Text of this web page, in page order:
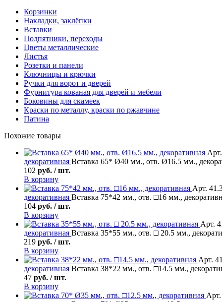
Корзинки
Накладки, заклёпки
Вставки
Подпятники, переходы
Цветы металлические
Листья
Розетки и панели
Ключницы и крючки
Ручки для ворот и дверей
Фурнитура кованая для дверей и мебели
Боковины для скамеек
Краски по металлу, краски по ржавчине
Патина
Похожие товары
декоративная Вставка 65* Ø40 мм., отв. Ø16.5 мм.,
102 руб. / шт.
В корзину
Арт.
декоративная Вставка 75*42 мм., отв. □16 мм.,
104 руб. / шт.
В корзину
Арт.
декоративная Вставка 35*55 мм., отв. □ 20.5 мм.,
219 руб. / шт.
В корзину
Арт.
декоративная Вставка 38*22 мм., отв. □14.5 мм.,
47 руб. / шт.
В корзину